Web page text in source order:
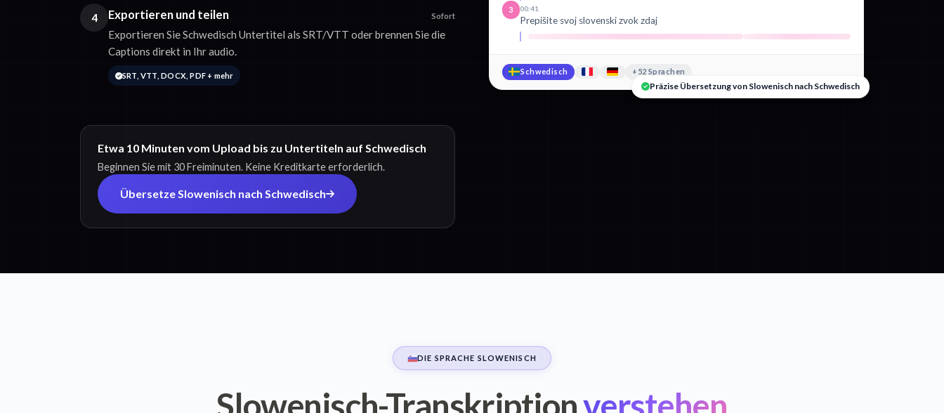
4 Exportieren und teilen Sofort
Exportieren Sie Schwedisch Untertitel als SRT/VTT oder brennen Sie die
Captions direkt in Ihr audio.
SRT, VTT, DOCX, PDF + mehr
Etwa 10 Minuten vom Upload bis zu Untertiteln auf Schwedisch
Beginnen Sie mit 30 Freiminuten. Keine Kreditkarte erforderlich.
Übersetze Slowenisch nach Schwedisch
3 00:41
Prepišite svoj slovenski zvok zdaj
Schwedisch +52 Sprachen
Präzise Übersetzung von Slowenisch nach Schwedisch
DIE SPRACHE SLOWENISCH